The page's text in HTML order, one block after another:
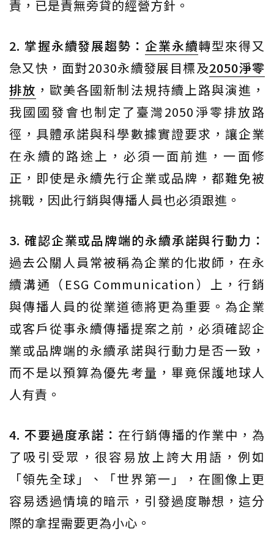
責，已是責無旁貸的經營方針。
2. 掌握永續發展趨勢： 企業永續轉型來得又
急又快，面對2030永續發展目標及2050淨零
排放 ，歐美各國新制法規持續上路與演進，
我國國發會也制定了臺灣2050淨零排放路
徑，具體承諾與科學數據實證要求，讓企業
在永續的路途上，必須一面前進，一面修
正，即使是永續先行企業或品牌，都難免被
挑戰，因此行銷與傳播人員也必須跟進。
3. 確認企業或品牌端的永續承諾與行動力：
過去公關人員常被稱為企業的化妝師，在永
續溝通（ESG Communication）上，行銷
與傳播人員的從業道德將更為重要。為企業
或客戶從事永續傳播提案之前，必須確認企
業或品牌端的永續承諾與行動力是否一致，
而不是以預算為優先考量，畢竟保護地球人
人有責。
4. 不要過度承諾： 在行銷傳播的作業中，為
了吸引受眾，很容易放上誇大用語，例如
「領先全球」、「世界第一」，在圖像上更
容易透過情境的暗示，引發過度聯想，這分
際的拿捏需要更為小心。